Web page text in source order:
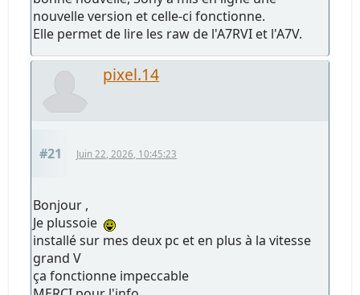
nouvelle version et celle-ci fonctionne.
Elle permet de lire les raw de l'A7RVI et l'A7V.
pixel.14
#21 Juin 22, 2026, 10:45:23
Bonjour ,
Je plussoie
installé sur mes deux pc et en plus à la vitesse
grand V
ça fonctionne impeccable